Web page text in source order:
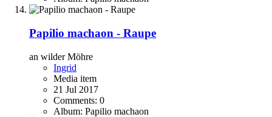
Papilio machaon - Raupe
an wilder Möhre
Ingrid
Media item
21 Jul 2017
Comments: 0
Album: Papilio machaon